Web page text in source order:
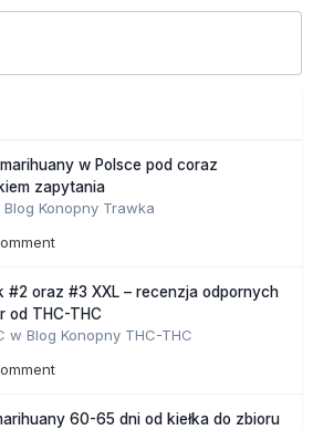
w Polsce pod coraz
zapytania
Blog Konopny Trawka
#2 oraz #3 XXL – recenzja odpornych
od THC-THC
w Blog Konopny THC-THC
60-65 dni od kiełka do zbioru